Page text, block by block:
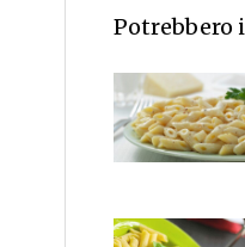
Potrebbero